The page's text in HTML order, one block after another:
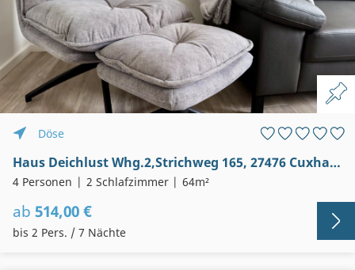
Döse
Haus Deichlust Whg.2,Strichweg 165, 27476 Cuxhaven-Döse
4 Personen 2 Schlafzimmer 64m²
ab 514,00 €
bis 2 Pers. / 7 Nächte